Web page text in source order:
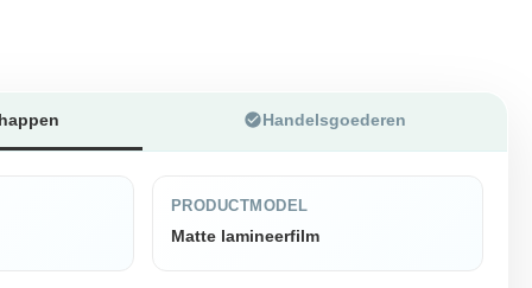
Handelsgoederen
PRODUCTMODEL
Matte lamineerfilm